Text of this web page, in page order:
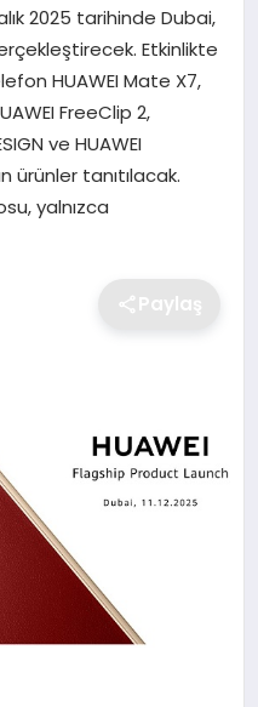
2025 tarihinde Dubai,
Etkinlikte
HUAWEI Mate X7,
FreeClip 2,
ve HUAWEI
ürünler tanıtılacak.
yalnızca
Paylaş